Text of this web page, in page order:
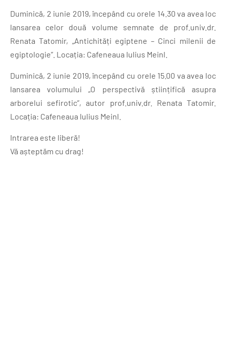
Duminică, 2 iunie 2019, începând cu orele 14.30 va avea loc
lansarea celor două volume semnate de prof.univ.dr.
Renata Tatomir, „Antichități egiptene – Cinci milenii de
egiptologie”. Locația: Cafeneaua Iulius Meinl.
Duminică, 2 iunie 2019, începând cu orele 15.00 va avea loc
lansarea volumului „O perspectivă științifică asupra
arborelui sefirotic”, autor prof.univ.dr. Renata Tatomir.
Locația: Cafeneaua Iulius Meinl.
Intrarea este liberă!
Vă așteptăm cu drag!